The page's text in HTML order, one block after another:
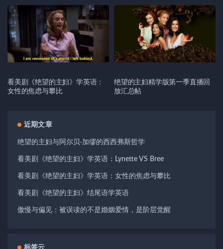
看美剧《绝望的主妇》学英语：
女性的焦虑与攀比
绝望的主妇精学版第一季直播回
放汇总帖
近期文章
绝望的主妇与阿尔贝·加缪的西西弗斯哲学
看美剧《绝望的主妇》学英语：Lynette VS Bree
看美剧《绝望的主妇》学英语：女性的焦虑与攀比
看美剧《绝望的主妇》结尾语学英语
傲慢与偏见：被误读的不是婚姻爱情，是阶层觉醒